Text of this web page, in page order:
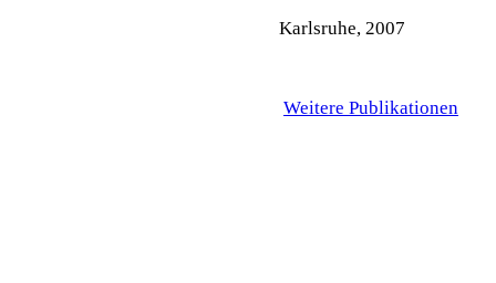
Karlsruhe, 2007
Weitere Publikationen